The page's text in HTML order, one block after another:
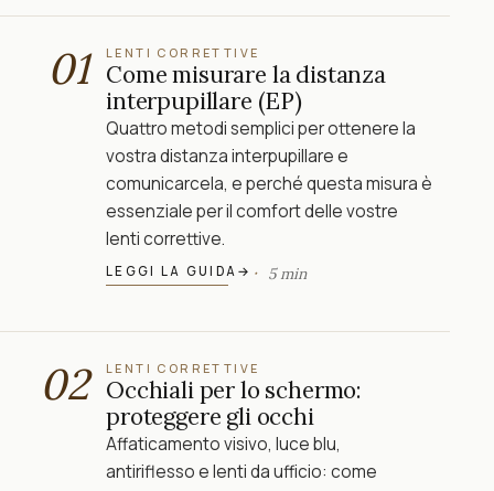
01 LENTI CORRETTIVE
Come misurare la distanza
interpupillare (EP)
Quattro metodi semplici per ottenere la
vostra distanza interpupillare e
comunicarcela, e perché questa misura è
essenziale per il comfort delle vostre
lenti correttive.
LEGGI LA GUIDA → 5 min
02 LENTI CORRETTIVE
Occhiali per lo schermo:
proteggere gli occhi
Affaticamento visivo, luce blu,
antiriflesso e lenti da ufficio: come